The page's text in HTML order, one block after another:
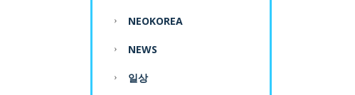
NEOKOREA
NEWS
일상